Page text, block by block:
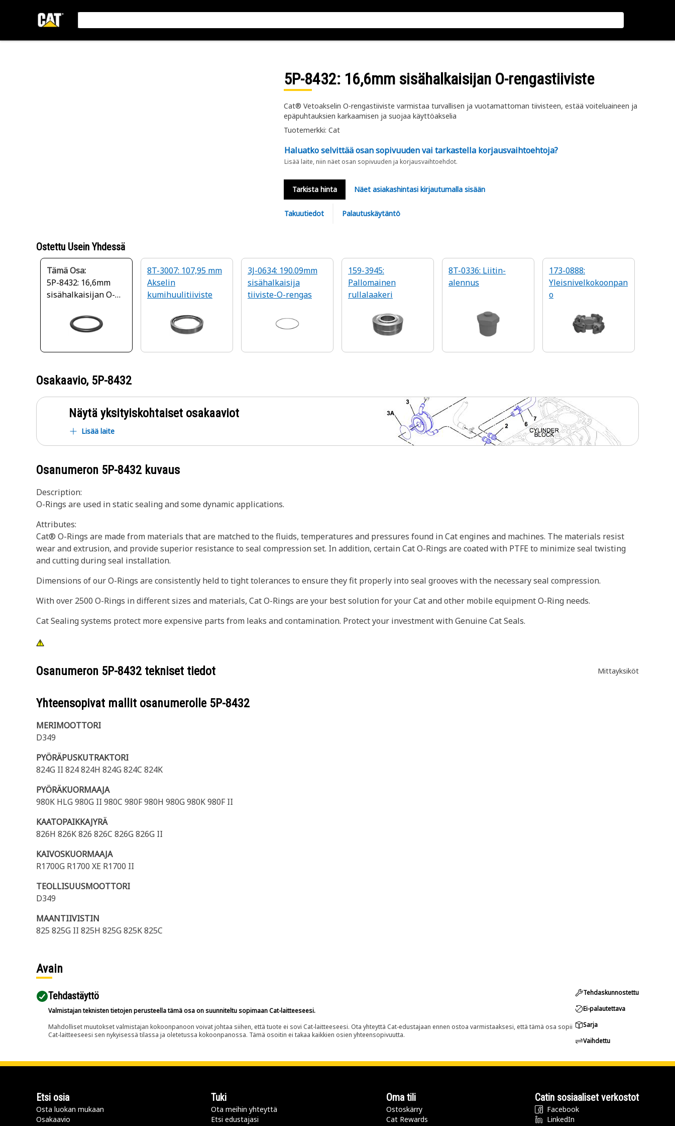
5P-8432: 16,6mm sisähalkaisijan O-rengastiiviste
Cat® Vetoakselin O-rengastiiviste varmistaa turvallisen ja vuotamattoman tiivisteen, estää voiteluaineen ja
epäpuhtauksien karkaamisen ja suojaa käyttöakselia
Tuotemerkki: Cat
Haluatko selvittää osan sopivuuden vai tarkastella korjausvaihtoehtoja?
Lisää laite, niin näet osan sopivuuden ja korjausvaihtoehdot.
Tarkista hinta Näet asiakashintasi kirjautumalla sisään
Takuutiedot Palautuskäytäntö
Ostettu Usein Yhdessä
Tämä Osa:
5P-8432: 16,6mm
sisähalkaisijan O-
8T-3007: 107,95 mm
Akselin
kumihuulitiiviste
3J-0634: 190.09mm
sisähalkaisija
tiiviste-O-rengas
159-3945:
Pallomainen
rullalaakeri
8T-0336: Liitin-
alennus
173-0888:
Yleisnivelkokoonpan
o
Osakaavio, 5P-8432
Näytä yksityiskohtaiset osakaaviot
Lisää laite
Osanumeron 5P-8432 kuvaus
Description:
O-Rings are used in static sealing and some dynamic applications.
Attributes:
Cat® O-Rings are made from materials that are matched to the fluids, temperatures and pressures found in Cat engines and machines. The materials resist
wear and extrusion, and provide superior resistance to seal compression set. In addition, certain Cat O-Rings are coated with PTFE to minimize seal twisting
and cutting during seal installation.
Dimensions of our O-Rings are consistently held to tight tolerances to ensure they fit properly into seal grooves with the necessary seal compression.
With over 2500 O-Rings in different sizes and materials, Cat O-Rings are your best solution for your Cat and other mobile equipment O-Ring needs.
Cat Sealing systems protect more expensive parts from leaks and contamination. Protect your investment with Genuine Cat Seals.
Osanumeron 5P-8432 tekniset tiedot Mittayksiköt
Yhteensopivat mallit osanumerolle 5P-8432
MERIMOOTTORI
D349
PYÖRÄPUSKUTRAKTORI
824G II 824 824H 824G 824C 824K
PYÖRÄKUORMAAJA
980K HLG 980G II 980C 980F 980H 980G 980K 980F II
KAATOPAIKKAJYRÄ
826H 826K 826 826C 826G 826G II
KAIVOSKUORMAAJA
R1700G R1700 XE R1700 II
TEOLLISUUSMOOTTORI
D349
MAANTIIVISTIN
825 825G II 825H 825G 825K 825C
Avain
Tehdastäyttö
Valmistajan teknisten tietojen perusteella tämä osa on suunniteltu sopimaan Cat-laitteeseesi.
Mahdolliset muutokset valmistajan kokoonpanoon voivat johtaa siihen, että tuote ei sovi Cat-laitteeseesi. Ota yhteyttä Cat-edustajaan ennen ostoa varmistaaksesi, että tämä osa sopii
Cat-laitteeseesi sen nykyisessä tilassa ja oletetussa kokoonpanossa. Tämä osoitin ei takaa kaikkien osien yhteensopivuutta.
Tehdaskunnostettu
Ei-palautettava
Sarja
Vaihdettu
Etsi osia
Osta luokan mukaan
Osakaavio
Tuki
Ota meihin yhteyttä
Etsi edustajasi
Oma tili
Ostoskärry
Cat Rewards
Catin sosiaaliset verkostot
Facebook
LinkedIn